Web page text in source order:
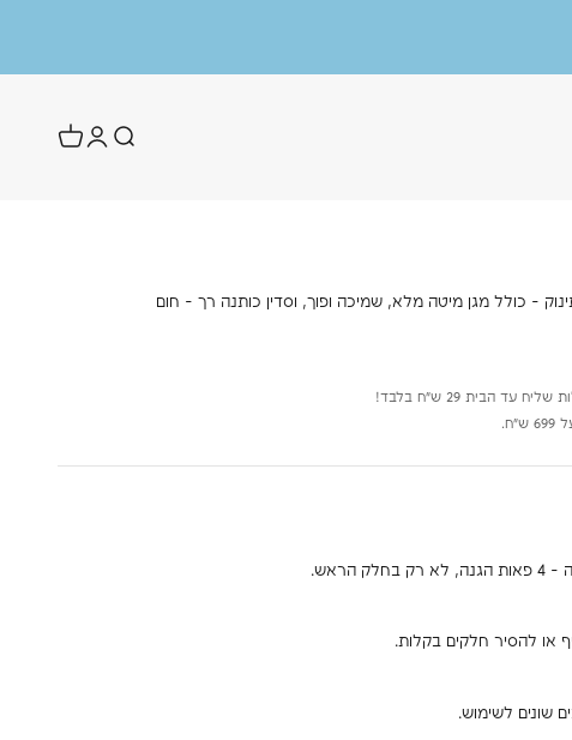
– כולל מגן מיטה מלא, שמיכה ופוך, וסדין כותנה רך - חום
עד הבית 29 ש״ח בלבד!
הראש.
או להסיר חלקים בקלות.
שונים לשימוש.